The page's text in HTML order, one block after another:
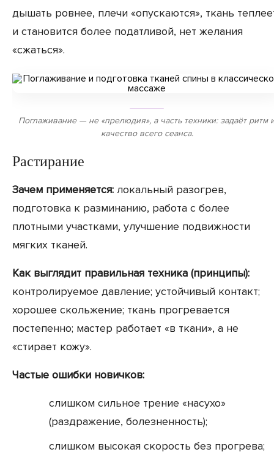
дышать ровнее, плечи «опускаются», ткань
и становится более податливой, нет желания
«сжаться».
Поглаживание — не «прелюдия», а часть техники: задаёт ритм
качество всего сеанса.
Растирание
Зачем применяется: локальный разогрев,
подготовка к разминанию, работа с более
плотными участками, улучшение подвижности
мягких тканей.
Как выглядит правильная техника (принципы):
контролируемое давление; устойчивый контакт;
хорошее скольжение; ткань прогревается
постепенно; мастер работает «в ткани», а не
«стирает кожу».
Частые ошибки новичков:
слишком сильное трение «насухо»
(раздражение, болезненность);
слишком высокая скорость без прогрева;